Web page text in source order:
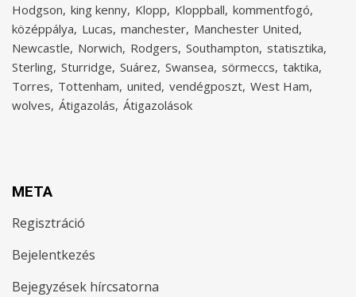
Hodgson king kenny Klopp Kloppball kommentfogó
középpálya Lucas manchester Manchester United
Newcastle Norwich Rodgers Southampton statisztika
Sterling Sturridge Suárez Swansea sörmeccs taktika
Torres Tottenham united vendégposzt West Ham
wolves Átigazolás Átigazolások
META
Regisztráció
Bejelentkezés
Bejegyzések hírcsatorna